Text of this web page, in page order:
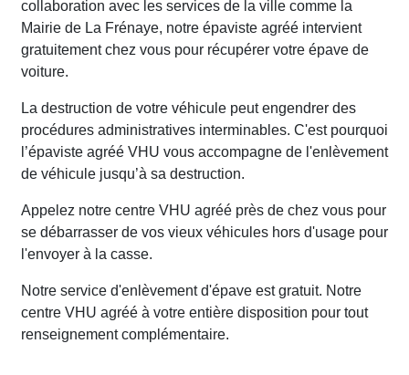
collaboration avec les services de la ville comme la
Mairie de La Frénaye, notre épaviste agréé intervient
gratuitement chez vous pour récupérer votre épave de
voiture.
La destruction de votre véhicule peut engendrer des
procédures administratives interminables. C'est pourquoi
l’épaviste agréé VHU vous accompagne de l'enlèvement
de véhicule jusqu’à sa destruction.
Appelez notre centre VHU agréé près de chez vous pour
se débarrasser de vos vieux véhicules hors d'usage pour
l'envoyer à la casse.
Notre service d'enlèvement d'épave est gratuit. Notre
centre VHU agréé à votre entière disposition pour tout
renseignement complémentaire.